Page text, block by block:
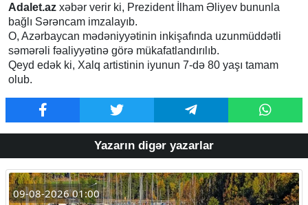
Adalet.az xəbər verir ki, Prezident İlham Əliyev bununla
bağlı Sərəncam imzalayıb.
O, Azərbaycan mədəniyyətinin inkişafında uzunmüddətli
səmərəli fəaliyyətinə görə mükafatlandırılıb.
Qeyd edək ki, Xalq artistinin iyunun 7-də 80 yaşı tamam
olub.
Yazarın digər yazarlar
09-08-2026 01:00